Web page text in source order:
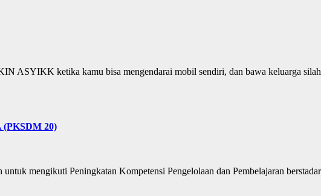
ASYIKK ketika kamu bisa mengendarai mobil sendiri, dan bawa keluarga
20)
mengikuti Peningkatan Kompetensi Pengelolaan dan Pembelajaran